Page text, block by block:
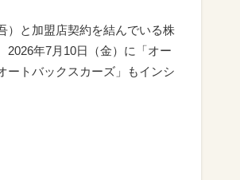
）と加盟店契約を結んでいる株
2026年7月10日（金）に「オー
ートバックスカーズ」もインシ